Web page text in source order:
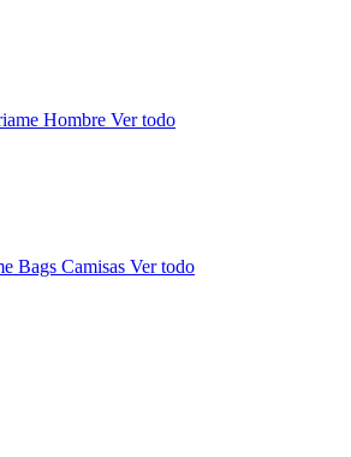
Hombre Ver todo
Bags Camisas Ver todo